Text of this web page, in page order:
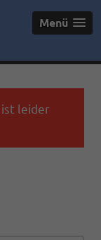
Menü
ist leider